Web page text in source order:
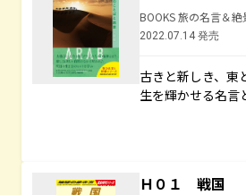
BOOKS 旅の名言＆絶
2022.07.14 発売
古きと新しき、東
生を輝かせる名言
Ｈ０１ 戦国